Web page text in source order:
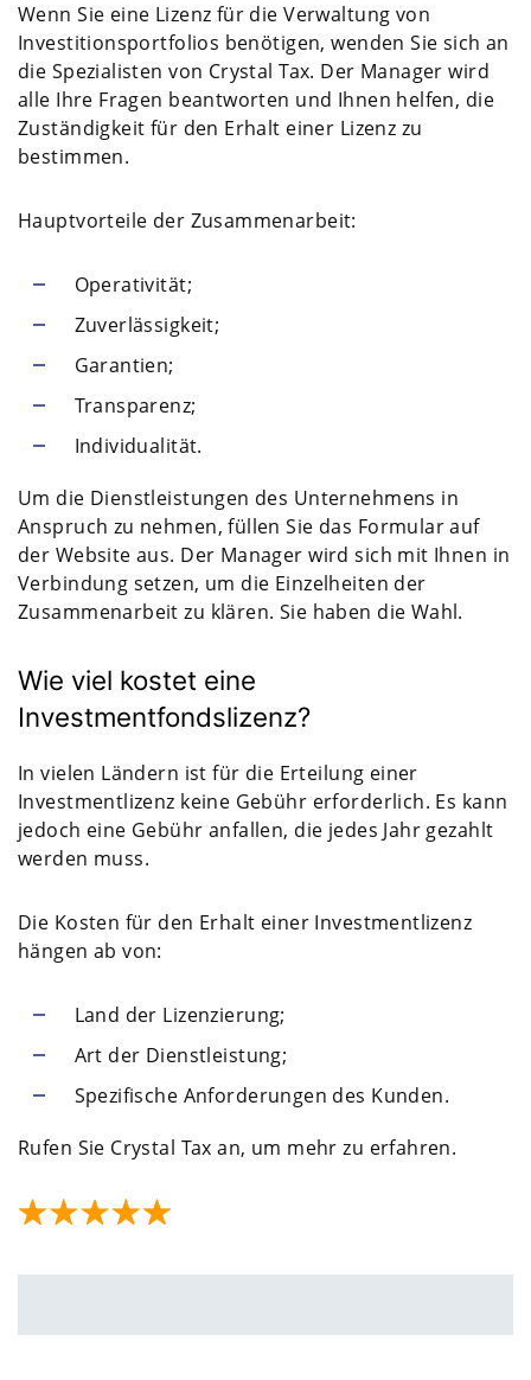
Wenn Sie eine Lizenz für die Verwaltung von
Investitionsportfolios benötigen, wenden Sie sich an
die Spezialisten von Crystal Tax. Der Manager wird
alle Ihre Fragen beantworten und Ihnen helfen, die
Zuständigkeit für den Erhalt einer Lizenz zu
bestimmen.
Hauptvorteile der Zusammenarbeit:
Operativität;
Zuverlässigkeit;
Garantien;
Transparenz;
Individualität.
Um die Dienstleistungen des Unternehmens in
Anspruch zu nehmen, füllen Sie das Formular auf
der Website aus. Der Manager wird sich mit Ihnen in
Verbindung setzen, um die Einzelheiten der
Zusammenarbeit zu klären. Sie haben die Wahl.
Wie viel kostet eine
Investmentfondslizenz?
In vielen Ländern ist für die Erteilung einer
Investmentlizenz keine Gebühr erforderlich. Es kann
jedoch eine Gebühr anfallen, die jedes Jahr gezahlt
werden muss.
Die Kosten für den Erhalt einer Investmentlizenz
hängen ab von:
Land der Lizenzierung;
Art der Dienstleistung;
Spezifische Anforderungen des Kunden.
Rufen Sie Crystal Tax an, um mehr zu erfahren.